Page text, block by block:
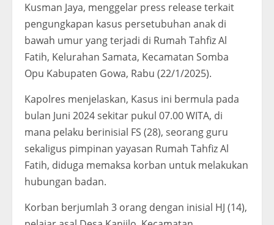
Kusman Jaya, menggelar press release terkait
pengungkapan kasus persetubuhan anak di
bawah umur yang terjadi di Rumah Tahfiz Al
Fatih, Kelurahan Samata, Kecamatan Somba
Opu Kabupaten Gowa, Rabu (22/1/2025).
Kapolres menjelaskan, Kasus ini bermula pada
bulan Juni 2024 sekitar pukul 07.00 WITA, di
mana pelaku berinisial FS (28), seorang guru
sekaligus pimpinan yayasan Rumah Tahfiz Al
Fatih, diduga memaksa korban untuk melakukan
hubungan badan.
Korban berjumlah 3 orang dengan inisial HJ (14),